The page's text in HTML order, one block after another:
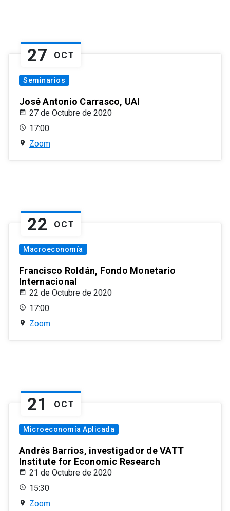
27 OCT
Seminarios
José Antonio Carrasco, UAI
27 de Octubre de 2020
17:00
Zoom
22 OCT
Macroeconomía
Francisco Roldán, Fondo Monetario
Internacional
22 de Octubre de 2020
17:00
Zoom
21 OCT
Microeconomía Aplicada
Andrés Barrios, investigador de VATT
Institute for Economic Research
21 de Octubre de 2020
15:30
Zoom